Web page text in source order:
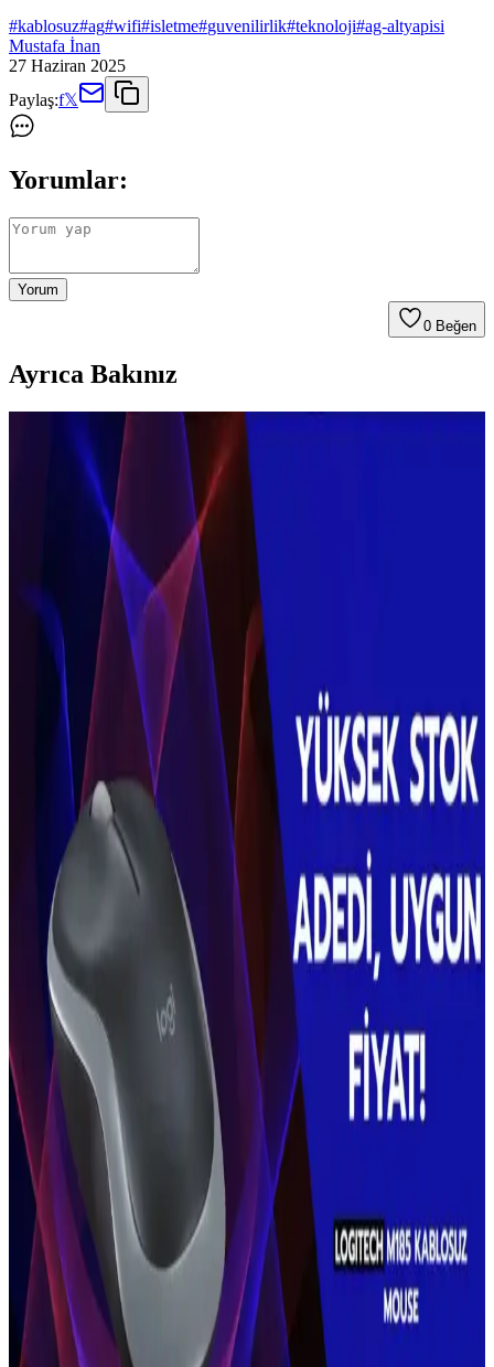
#kablosuz#ag#wifi#isletme#guvenilirlik#teknoloji#ag-altyapisi
Mustafa İnan
27 Haziran 2025
Paylaş:f𝕏
Yorumlar:
Yorum
0 Beğen
Ayrıca Bakınız
Dyson ve Alternatif Elektrikli Süpürge Markalarının
Dayanıklılık ve Kullanım Değerlendirmesi
Dyson süpürgelerde arıza ve yedek parça sorunları kullanıcıları
alternatif markalara yönlendiriyor. Miele, Sebo, Shark ve Electrolux
gibi markalar dayanıklılık ve kullanım kolaylığı açısından farklı
özellikler sunuyor.
Kablosuz Dikey Süpürge Seçiminde Dayanıklılık,
Performans ve Öne Çıkan Modellerin İncelenmesi
Kablosuz dikey süpürgelerde batarya ömrü, yedek parça erişimi ve
düzenli bakımın önemi vurgulanıyor. Dyson, Miele ve Henry Quick
gibi modellerin avantajları ve dezavantajları detaylandırılıyor.
Shark Elektrikli Süpürgeler: Otomatik Yüzey
Algılama ve Müşteri Hizmetleri Değerlendirmesi
Shark kablosuz süpürgeler, otomatik toz boşaltma ve yüzey algılama
özellikleriyle öne çıkıyor. Müşteri hizmetleri esnek, ancak bazı
kullanıcılar motor arızalarında sorun yaşadı.
Kablosuz Klavye ve Mouse Setleri: Ergonomik ve
Taşınabilir Çalışma Çözümleri
Kablolu setlere göre daha düzenli ve taşınabilir olan kablosuz klavye
ve mouse setleri, ergonomik tasarımları ve uzun pil ömrüyle
kullanıcıların ihtiyaçlarını karşılar. Bağlantı ve uyumluluk önemli
faktörlerdir.
Grundig VCP 7330 Şarjlı Kablosuz Süpürge: Hafif
ve Güçlü Temizlik Çözümü
Grundig VCP 7330 şarjlı süpürge, hafif tasarımı ve güçlü
performansıyla pratik temizlik sağlar. Uzun pil ömrü ve çeşitli
aksesuarlarıyla farklı yüzeylerde etkili kullanım sunar.
Kablosuz Klavye Seçenekleri: A4Tech FBK25 Q ve
LecoO Üzerinden Bir Değerlendirme
A4Tech FBK25 Q ve LecoO kablosuz klavyelerin temel özellikleri
ve kullanım alanları, kablosuz bağlantının avantajları ve
karşılaştırma detaylarıyla genel bir değerlendirme.